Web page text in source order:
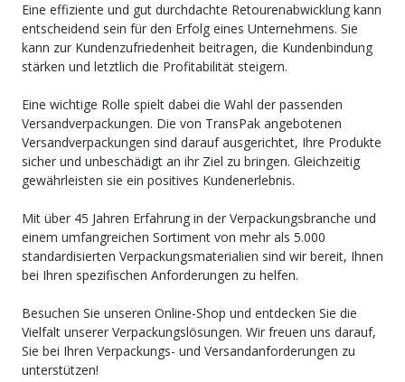
Eine effiziente und gut durchdachte Retourenabwicklung kann
entscheidend sein für den Erfolg eines Unternehmens. Sie
kann zur Kundenzufriedenheit beitragen, die Kundenbindung
stärken und letztlich die Profitabilität steigern.
Eine wichtige Rolle spielt dabei die Wahl der passenden
Versandverpackungen. Die von TransPak angebotenen
Versandverpackungen sind darauf ausgerichtet, Ihre Produkte
sicher und unbeschädigt an ihr Ziel zu bringen. Gleichzeitig
gewährleisten sie ein positives Kundenerlebnis.
Mit über 45 Jahren Erfahrung in der Verpackungsbranche und
einem umfangreichen Sortiment von mehr als 5.000
standardisierten Verpackungsmaterialien sind wir bereit, Ihnen
bei Ihren spezifischen Anforderungen zu helfen.
Besuchen Sie unseren Online-Shop und entdecken Sie die
Vielfalt unserer Verpackungslösungen. Wir freuen uns darauf,
Sie bei Ihren Verpackungs- und Versandanforderungen zu
unterstützen!